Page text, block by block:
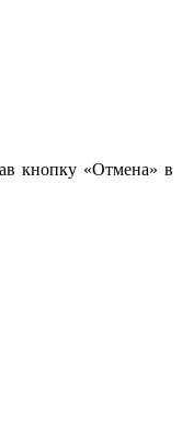
кнопку «Отмена» в